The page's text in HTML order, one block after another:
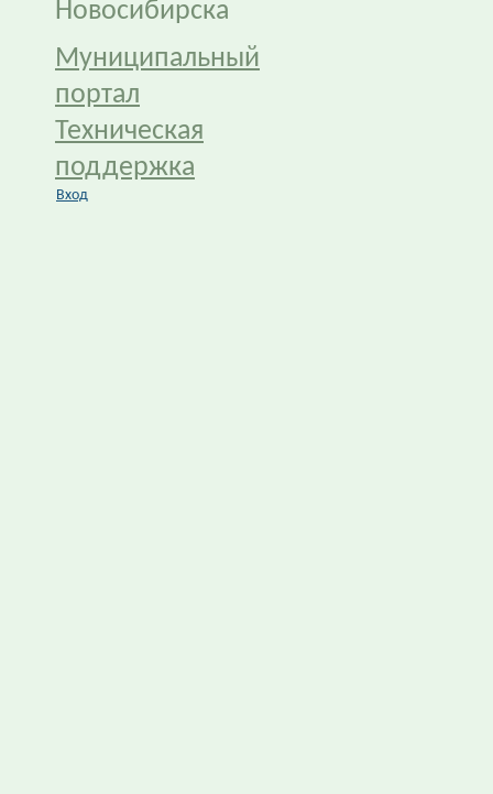
Новосибирска
Муниципальный
портал
Техническая
поддержка
Вход